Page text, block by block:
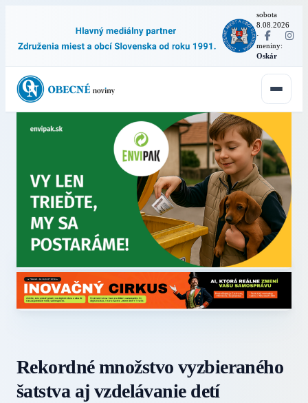
sobota
8.08.2026
·
meniny:
Oskár
Rekordné množstvo vyzbieraného
šatstva aj vzdelávanie detí